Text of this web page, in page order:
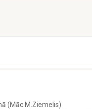
(Māc.M.Ziemelis)